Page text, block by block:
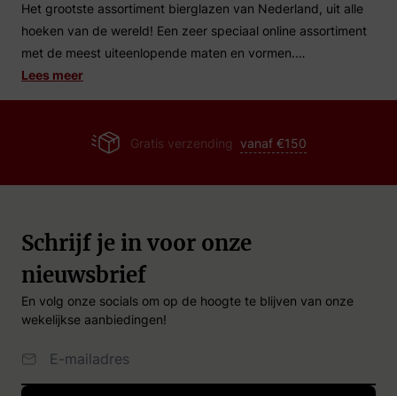
Het grootste assortiment bierglazen van Nederland, uit alle
hoeken van de wereld! Een zeer speciaal online assortiment
met de meest uiteenlopende maten en vormen.
Echtetrappist
verpakt en verzonden. Al onze glazen zijn nieuw en worden
Lees meer
0118 - 412 035
Schrijf je in voor onze
nieuwsbrief
En volg onze socials om op de hoogte te blijven van onze
wekelijkse aanbiedingen!